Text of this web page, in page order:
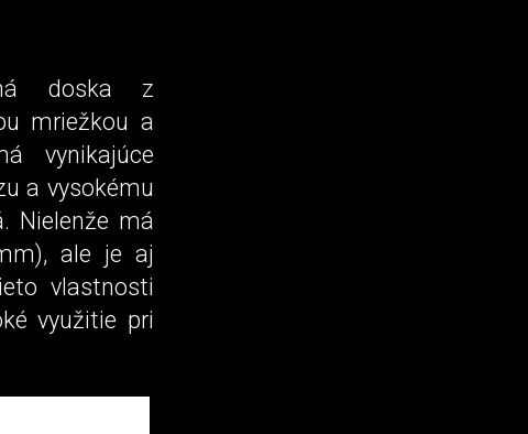
doska z
mriežkou a
vynikajúce
a vysokému
Nielenže má
ale je aj
vlastnosti
využitie pri